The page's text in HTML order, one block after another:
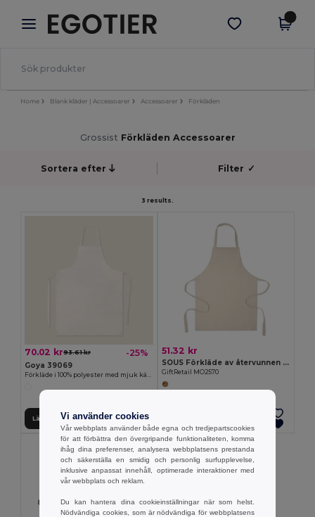
× Egotier-app
Bättre priser i appen!
Hämta app
Home Blank kläder | Accessoarer Accessoarer Förkläden
Grossist Förkläden Accessoarer
Sortera efter Filter ✓
3 results.
70.02 kr93.61 kr -25%
Goya 39069
Förkläde i 100% polyester med mjuk känsla SION
Lägg till i Varukorgen
51.32 kr
SOUS Förkläde av återvunnen bomull
GiftRetail MO2570
Vi använder cookies
Vår webbplats använder både egna och tredjepartscookies
för att förbättra den övergripande funktionaliteten, komma
ihåg dina preferenser, analysera webbplatsens prestanda
och säkerställa en smidig och personlig surfupplevelse,
inklusive anpassat innehåll, optimerade interaktioner med
vår webbplats och reklam.
Du kan hantera dina cookieinställningar när som helst.
Nödvändiga cookies, som är nödvändiga för webbplatsens